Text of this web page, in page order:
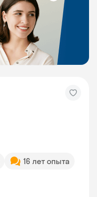
16 лет опыта